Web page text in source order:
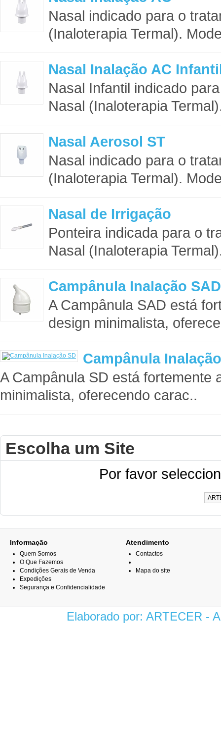
Nasal indicado para o
(Inaloterapia Termal).
Nasal Inalação AC
Nasal Infantil indicado
Nasal (Inaloterapia
Nasal Aerosol ST
Nasal indicado para o
(Inaloterapia Termal).
Nasal de Irrigação
Ponteira indicada para o
Nasal (Inaloterapia
Campânula Inalação SAD
A Campânula SAD está
design minimalista,
Campânula
A Campânula SD está fortemente
minimalista, oferecendo carac..
Escolha um Site
Por favor
Informação
Quem Somos
O Que Fazemos
Condições Gerais de Venda
Expedições
Segurança e Confidencialidade
Atendimento
Contactos
Mapa do site
Elaborado por: ARTECER -